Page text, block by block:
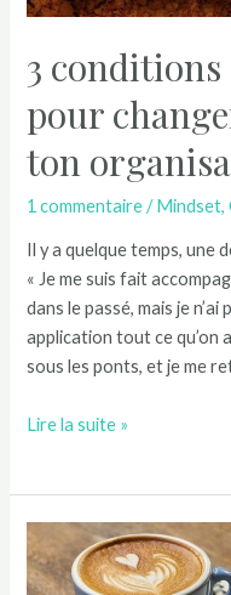
3 conditions
pour
ton
1 commentaire /Mindset,
Il y a quelque temps, une
« Je me suis fait
dans le passé, mais je
application tout ce qu’on
sous les ponts, et je me
Lire la suite »